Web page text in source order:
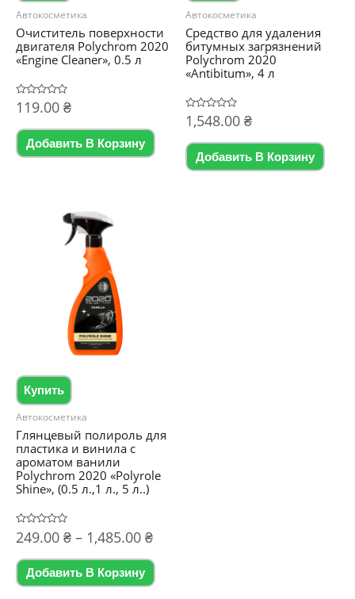
Автокосметика
Очиститель поверхности
двигателя Polychrom 2020
«Engine Cleaner», 0.5 л
Оценка
0
5
119.00 ₴
Добавить В Корзину
Автокосметика
Средство для удаления
битумных загрязнений
Polychrom 2020
«Antibitum», 4 л
Оценка
0
5
1,548.00 ₴
Добавить В Корзину
Купить
Автокосметика
Глянцевый полироль для
пластика и винила с
ароматом ванили
Polychrom 2020 «Polyrole
Shine», (0.5 л.,1 л., 5 л..)
Оценка
0
5
249.00 ₴ – 1,485.00 ₴Диапазон
249.00 ₴
–
Добавить В Корзину
Этот
товар